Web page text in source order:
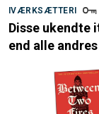
IVÆRKSÆTTERI
Disse
end alle